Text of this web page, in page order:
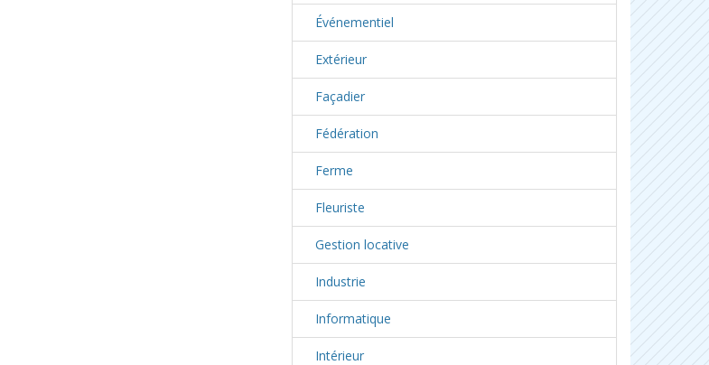
Événementiel
Extérieur
Façadier
Fédération
Ferme
Fleuriste
Gestion locative
Industrie
Informatique
Intérieur